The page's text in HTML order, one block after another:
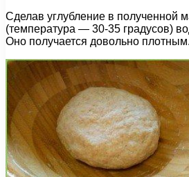
Сделав углубление в полученной
(температура — 30-35 градусов)
Оно получается довольно плотным.